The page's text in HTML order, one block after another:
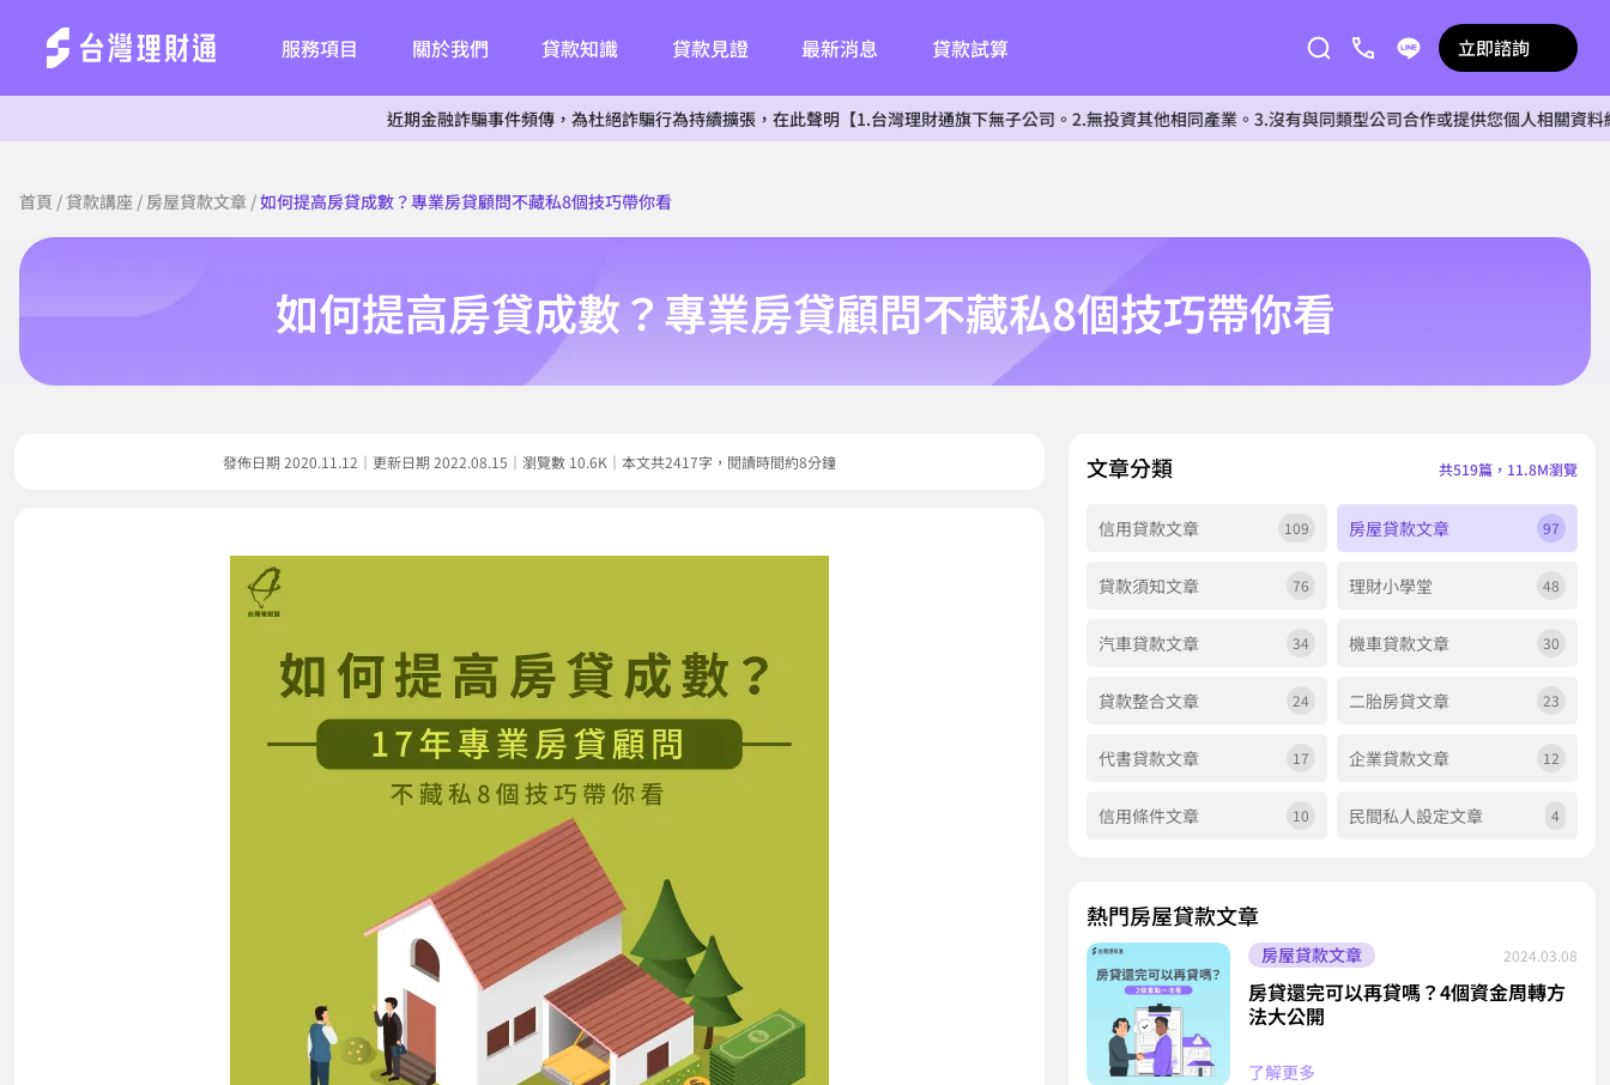
服務項目 關於我們 貸款知識 貸款見證 最新消息 貸款試算 立即諮詢
近期金融詐騙事件頻傳，為杜絕詐騙行為持續擴張，在此聲明【1.台灣理財通旗下無子公司。2.無投資其他相同產業。3.沒有與同類型公司合作或提供您個人相關資料給任何
首頁 / 貸款講座 / 房屋貸款文章 /如何提高房貸成數？專業房貸顧問不藏私8個技巧帶你看
如何提高房貸成數？專業房貸顧問不藏私8個技巧帶你看
發佈日期 2020.11.12｜更新日期 2022.08.15｜瀏覽數 10.6K｜本文共2417字，閱讀時間約8分鐘 文章分類 共519篇，11.8M瀏覽
信用貸款文章 109 房屋貸款文章 97
貸款須知文章 76 理財小學堂 48
汽車貸款文章 34 機車貸款文章 30
貸款整合文章 24 二胎房貸文章 23
代書貸款文章 17 企業貸款文章 12
信用條件文章 10 民間私人設定文章 4
熱門房屋貸款文章
房屋貸款文章 2024.03.08
房貸還完可以再貸嗎？4個資金周轉方
法大公開
了解更多